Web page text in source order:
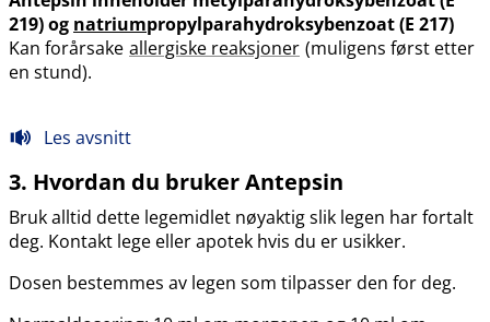
219) og natriumpropylparahydroksybenzoat (E 217)
Kan forårsake allergiske reaksjoner (muligens først etter
en stund).
Les avsnitt
3. Hvordan du bruker Antepsin
Bruk alltid dette legemidlet nøyaktig slik legen har fortalt
deg. Kontakt lege eller apotek hvis du er usikker.
Dosen bestemmes av legen som tilpasser den for deg.